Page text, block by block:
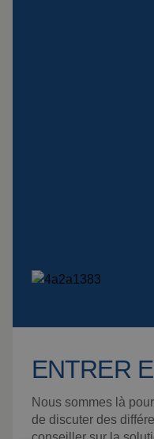
ENTRER
Nous sommes là
de discuter des